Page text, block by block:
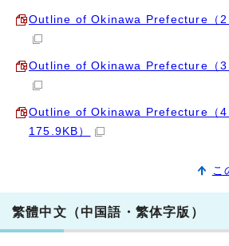
Outline of Okinawa Prefecture（2
Outline of Okinawa Prefecture（3
Outline of Okinawa Prefecture（4
175.9KB）
こ
繁體中文（中国語・繁体字版）